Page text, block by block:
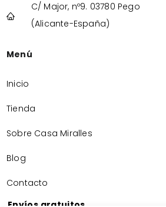
C/ Major, nº9. 03780 Pego
(Alicante-España)
Menú
Inicio
Tienda
Sobre Casa Miralles
Blog
Contacto